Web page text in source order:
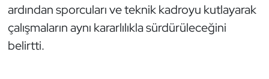
ardından sporcuları ve teknik kadroyu kutlayarak
çalışmaların aynı kararlılıkla sürdürüleceğini
belirtti.
Yüzme